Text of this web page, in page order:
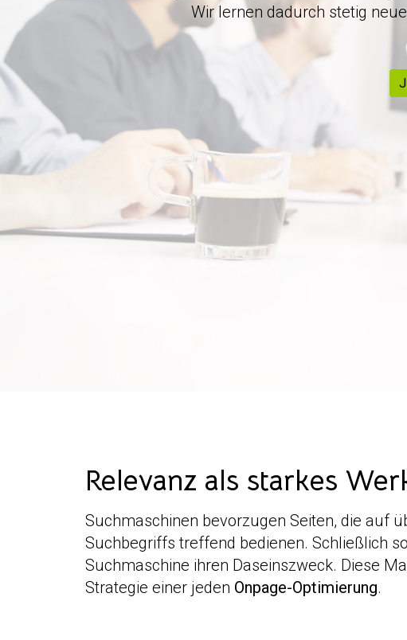
Wir lernen dadurch stetig
Relevanz als starkes
Suchmaschinen bevorzugen Seiten, die auf
Suchbegriffs treffend bedienen. Schließlich
Suchmaschine ihren Daseinszweck. Diese
Strategie einer jeden Onpage-Optimierung.